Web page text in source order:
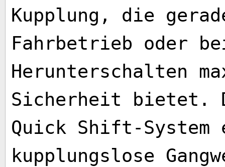
Kupplung, die
Fahrbetrieb oder
Herunterschalten
Sicherheit bietet.
Quick Shift-System
kupplungslose